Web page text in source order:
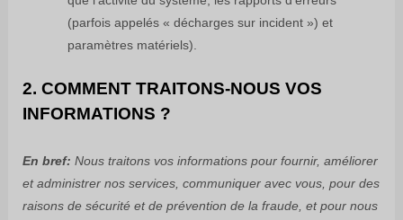
(parfois appelés « décharges sur incident ») et
paramètres matériels).
2. COMMENT TRAITONS-NOUS VOS
INFORMATIONS ?
En bref:Nous traitons vos informations pour fournir, améliorer
et administrer nos services, communiquer avec vous, pour des
raisons de sécurité et de prévention de la fraude, et pour nous